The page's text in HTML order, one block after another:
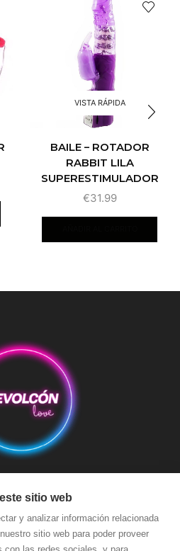
VISTA RÁPIDA
BAILE – ROTADOR
RABBIT LILA
SUPERESTIMULADOR
€31.99
Compra
Condiciones de Envío
Política de Cookies
Términos y Condiciones de Uso
sitio web
y analizar información relacionada
sitio web para poder proveer